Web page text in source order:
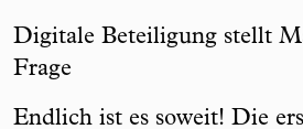
Digitale Beteiligung stellt
Frage
Endlich ist es soweit! Die